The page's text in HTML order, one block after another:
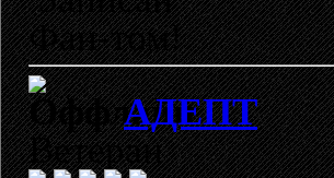
Фан-том!
АДЕПТ
Ветеран